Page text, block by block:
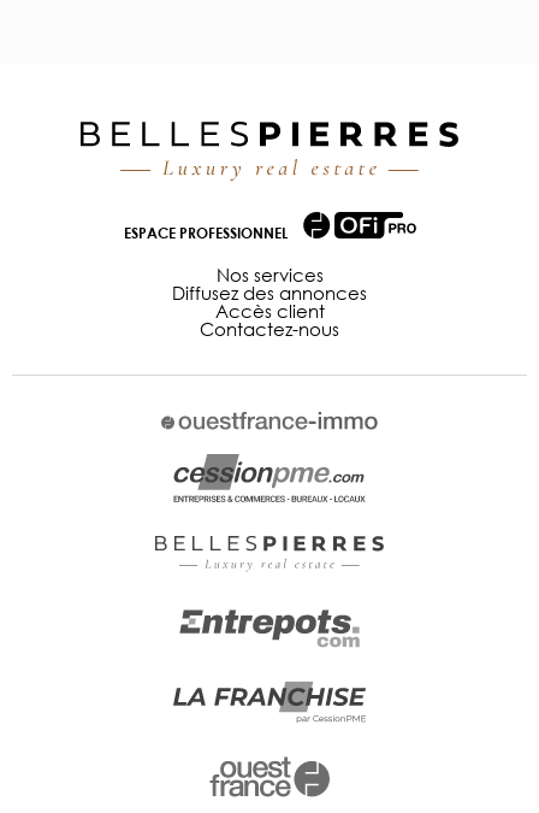
ESPACE PROFESSIONNEL
Nos services
Diffusez des annonces
Accès client
Contactez-nous